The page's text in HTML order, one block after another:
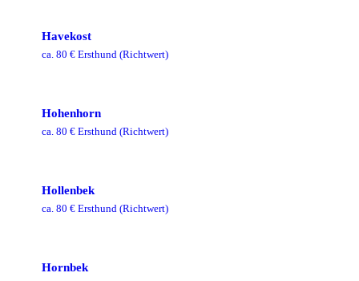
Havekost
ca. 80 € Ersthund (Richtwert)
Hohenhorn
ca. 80 € Ersthund (Richtwert)
Hollenbek
ca. 80 € Ersthund (Richtwert)
Hornbek